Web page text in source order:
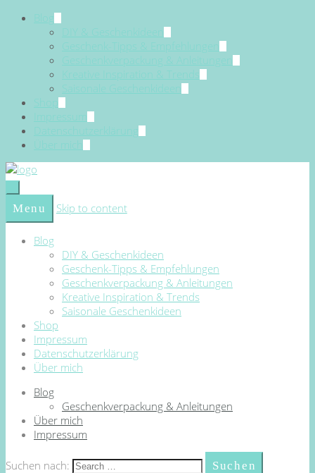
Blog
DIY & Geschenkideen
Geschenk-Tipps & Empfehlungen
Geschenkverpackung & Anleitungen
Kreative Inspiration & Trends
Saisonale Geschenkideen
Shop
Impressum
Datenschutzerklärung
Über mich
Menu Skip to content
Blog
DIY & Geschenkideen
Geschenk-Tipps & Empfehlungen
Geschenkverpackung & Anleitungen
Kreative Inspiration & Trends
Saisonale Geschenkideen
Shop
Impressum
Datenschutzerklärung
Über mich
Blog
Geschenkverpackung & Anleitungen
Über mich
Impressum
Suchen nach: